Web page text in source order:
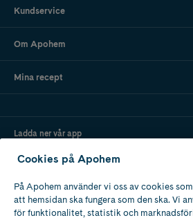
Kundservice
Om Apohem
Mina recept
Ladda ner vår app
Cookies på Apohem
På Apohem använder vi oss av cookies
att hemsidan ska fungera som den ska. Vi
för funktionalitet, statistik och